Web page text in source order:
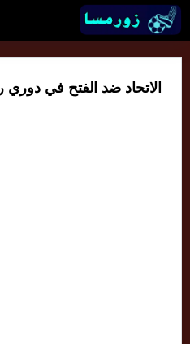
الاتحاد ضد الفتح في دوري